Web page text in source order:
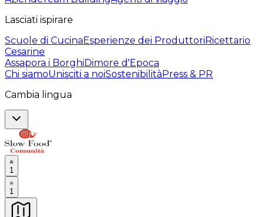
Lasciati ispirare
Scuole di CucinaEsperienze dei ProduttoriRicettario
Cesarine
Assapora i BorghiDimore d'Epoca
Chi siamoUnisciti a noiSostenibilitàPress & PR
Cambia lingua
1
1